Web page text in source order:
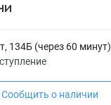
134Б (через 60 минут)
Сообщить о наличии